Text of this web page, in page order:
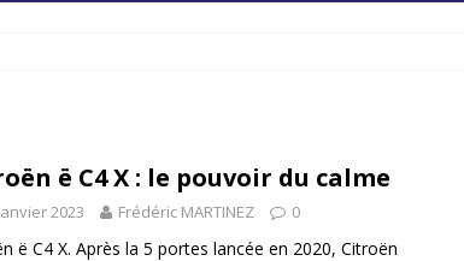
Honda dévoile un spot publicitaire… confiné! ACTUS
ë C4 X : le pouvoir du calme
2023 Frédéric MARTINEZ 0
ë C4 X. Après la 5 portes lancée en 2020, Citroën